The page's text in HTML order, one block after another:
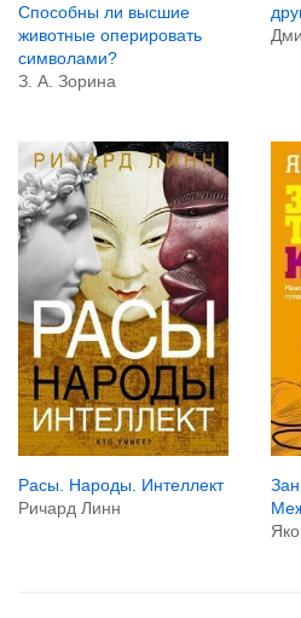
Способны ли высшие
животные оперировать
символами?
З. А. Зорина
Расы. Народы. Интеллект
Ричард Линн